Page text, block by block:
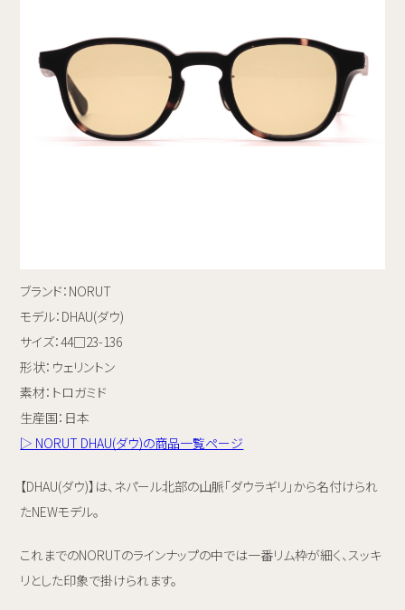
ブランド：NORUT
モデル：DHAU(ダウ)
サイズ：44□23-136
形状：ウェリントン
素材：トロガミド
生産国：日本
▷ NORUT DHAU(ダウ)の商品一覧ページ
【DHAU(ダウ)】は、ネパール北部の山脈「ダウラギリ」から名付けられ
たNEWモデル。
これまでのNORUTのラインナップの中では一番リム枠が細く、スッキ
リとした印象で掛けられます。